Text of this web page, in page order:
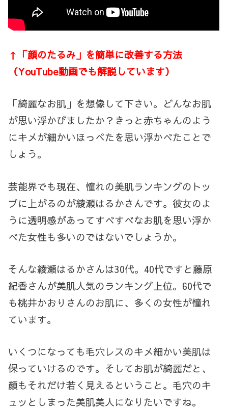
↑「顔のたるみ」を簡単に改善する方法
（YouTube動画でも解説しています）
「綺麗なお肌」を想像して下さい。どんなお肌
が思い浮かびましたか？きっと赤ちゃんのよう
にキメが細かいほっぺたを思い浮かべたことで
しょう。
芸能界でも現在、憧れの美肌ランキングのトッ
プに上がるのが綾瀬はるかさんです。彼女のよ
うに透明感があってすべすべなお肌を思い浮か
べた女性も多いのではないでしょうか。
そんな綾瀬はるかさんは30代。40代ですと藤原
紀香さんが美肌人気のランキング上位。60代で
も桃井かおりさんのお肌に、多くの女性が憧れ
ています。
いくつになっても毛穴レスのキメ細かい美肌は
保っていけるのです。そしてお肌が綺麗だと、
顔もそれだけ若く見えるということ。毛穴のキ
ュッとしまった美肌美人になりたいですね。